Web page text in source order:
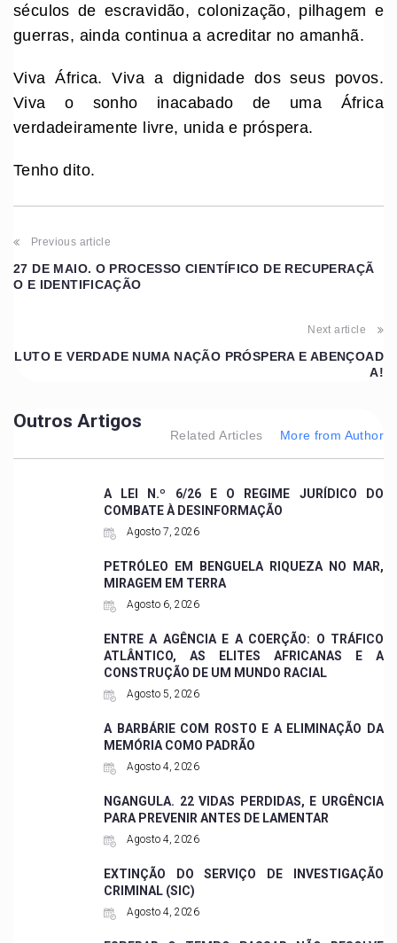
séculos de escravidão, colonização, pilhagem e
guerras, ainda continua a acreditar no amanhã.
Viva África. Viva a dignidade dos seus povos.
Viva o sonho inacabado de uma África
verdadeiramente livre, unida e próspera.
Tenho dito.
Previous article
27 DE MAIO. O PROCESSO CIENTÍFICO DE RECUPERAÇÃ
O E IDENTIFICAÇÃO
Next article
LUTO E VERDADE NUMA NAÇÃO PRÓSPERA E ABENÇOAD
A!
Outros Artigos
Related Articles More from Author
A LEI N.º 6/26 E O REGIME JURÍDICO DO
COMBATE À DESINFORMAÇÃO
Agosto 7, 2026
PETRÓLEO EM BENGUELA RIQUEZA NO MAR,
MIRAGEM EM TERRA
Agosto 6, 2026
ENTRE A AGÊNCIA E A COERÇÃO: O TRÁFICO
ATLÂNTICO, AS ELITES AFRICANAS E A
CONSTRUÇÃO DE UM MUNDO RACIAL
Agosto 5, 2026
A BARBÁRIE COM ROSTO E A ELIMINAÇÃO DA
MEMÓRIA COMO PADRÃO
Agosto 4, 2026
NGANGULA. 22 VIDAS PERDIDAS, E URGÊNCIA
PARA PREVENIR ANTES DE LAMENTAR
Agosto 4, 2026
EXTINÇÃO DO SERVIÇO DE INVESTIGAÇÃO
CRIMINAL (SIC)
Agosto 4, 2026